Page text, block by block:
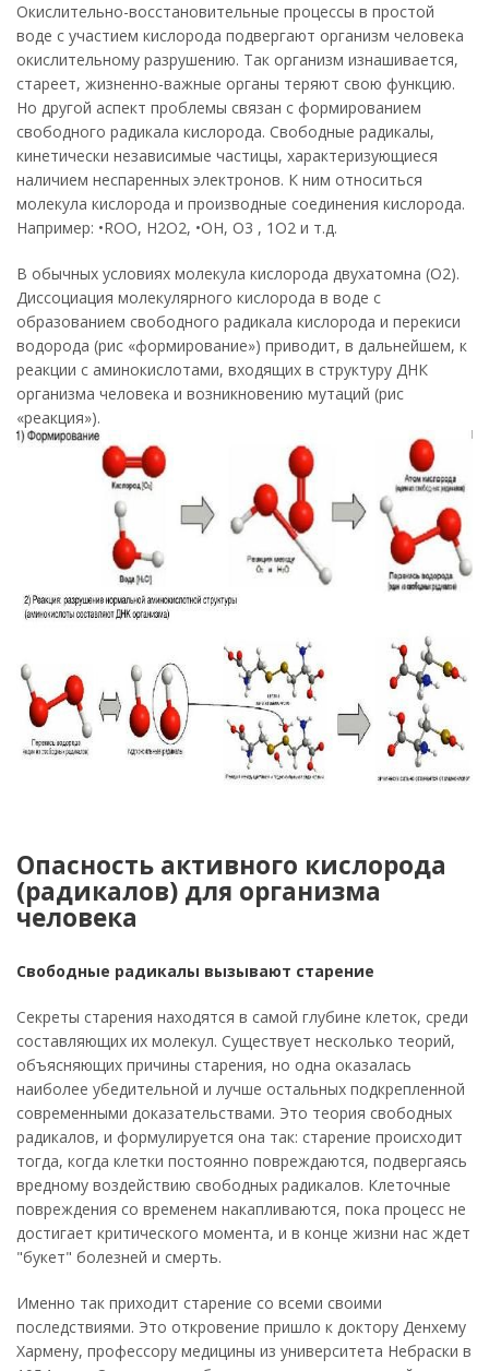
Окислительно-восстановительные процессы в простой
воде с участием кислорода подвергают организм человека
окислительному разрушению. Так организм изнашивается,
стареет, жизненно-важные органы теряют свою функцию.
Но другой аспект проблемы связан с формированием
свободного радикала кислорода. Свободные радикалы,
кинетически независимые частицы, характеризующиеся
наличием неспаренных электронов. К ним относиться
молекула кислорода и производные соединения кислорода.
Например: •ROО, H2O2, •OH, O3 , 1O2 и т.д.
В обычных условиях молекула кислорода двухатомна (О2).
Диссоциация молекулярного кислорода в воде с
образованием свободного радикала кислорода и перекиси
водорода (рис «формирование») приводит, в дальнейшем, к
реакции с аминокислотами, входящих в структуру ДНК
организма человека и возникновению мутаций (рис
«реакция»).
Опасность активного кислорода
(радикалов) для организма
человека
Свободные радикалы вызывают старение
Секреты старения находятся в самой глубине клеток, среди
составляющих их молекул. Существует несколько теорий,
объясняющих причины старения, но одна оказалась
наиболее убедительной и лучше остальных подкрепленной
современными доказательствами. Это теория свободных
радикалов, и формулируется она так: старение происходит
тогда, когда клетки постоянно повреждаются, подвергаясь
вредному воздействию свободных радикалов. Клеточные
повреждения со временем накапливаются, пока процесс не
достигает критического момента, и в конце жизни нас ждет
"букет" болезней и смерть.
Именно так приходит старение со всеми своими
последствиями. Это откровение пришло к доктору Денхему
Хармену, профессору медицины из университета Небраски в